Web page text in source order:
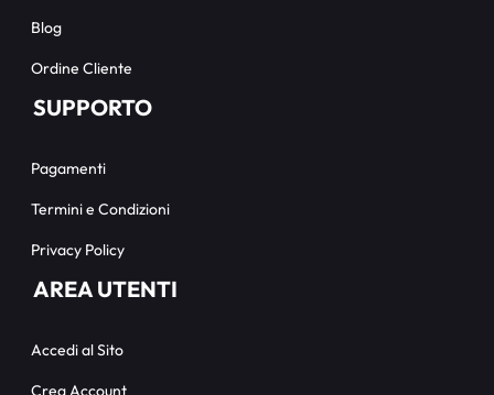
Blog
Ordine Cliente
SUPPORTO
Pagamenti
Termini e Condizioni
Privacy Policy
AREA UTENTI
Accedi al Sito
Crea Account